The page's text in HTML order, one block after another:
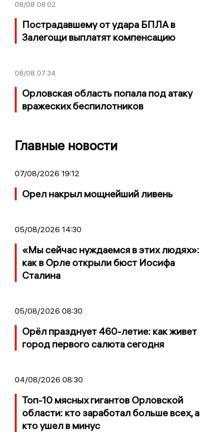
08/08 08:02
Пострадавшему от удара БПЛА в
Залегощи выплатят компенсацию
08/08 07:34
Орловская область попала под атаку
вражеских беспилотников
Главные новости
07/08/2026 19:12
Орел накрыл мощнейший ливень
05/08/2026 14:30
«Мы сейчас нуждаемся в этих людях»:
как в Орле открыли бюст Иосифа
Сталина
05/08/2026 08:30
Орёл празднует 460-летие: как живет
город первого салюта сегодня
04/08/2026 08:30
Топ-10 мясных гигантов Орловской
области: кто заработал больше всех, а
кто ушел в минус